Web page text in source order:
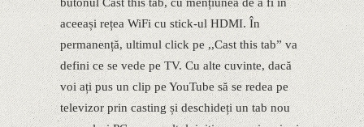
aceeași rețea WiFi cu stick-ul HDMI. În
permanență, ultimul click pe ,,Cast this tab” va
defini ce se vede pe TV. Cu alte cuvinte, dacă
voi ați pus un clip pe YouTube să se redea pe
televizor prin casting și deschideți un tab nou